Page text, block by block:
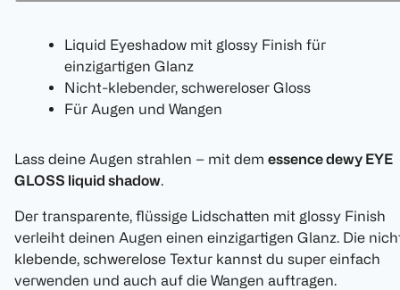
Liquid Eyeshadow mit glossy Finish für
einzigartigen Glanz
Nicht-klebender, schwereloser Gloss
Für Augen und Wangen
Lass deine Augen strahlen – mit dem essence dewy EYE
GLOSS liquid shadow.
Der transparente, flüssige Lidschatten mit glossy Finish
verleiht deinen Augen einen einzigartigen Glanz. Die
klebende, schwerelose Textur kannst du super einfach
verwenden und auch auf die Wangen auftragen.